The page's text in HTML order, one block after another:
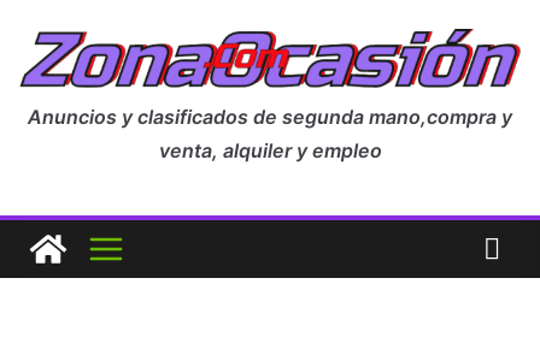
Anuncios y clasificados de segunda mano,compra y
venta, alquiler y empleo